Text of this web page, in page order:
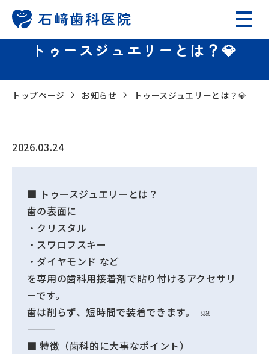
トゥースジュエリーとは？💎
トップページ お知らせ トゥースジュエリーとは？💎
2026.03.24
■ トゥースジュエリーとは？
歯の表面に
・クリスタル
・スワロフスキー
・ダイヤモンド など
を専用の歯科用接着剤で貼り付けるアクセサリ
ーです。
歯は削らず、短時間で装着できます。 ￼
■ 特徴（歯科的に大事なポイント）